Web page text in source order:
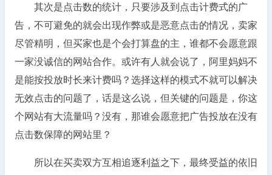
其次是点击数的统计，只要涉及到点击计费式的广
告，不可避免的就会出现作弊或是恶意点击的情况，卖家
尽管精明，但买家也是个会打算盘的主，谁都不会愿意跟
一家没诚信的网站合作。或许有人就会说了，阿里妈妈不
是能按投放时长来计费吗？选择这样的模式不就可以解决
无效点击的问题了，话是这么说，但关键的问题是，你这
个网站有大流量吗？没有，那谁会愿意把广告投放在没有
点击数保障的网站里？
所以在买卖双方互相追逐利益之下，最终受益的依旧